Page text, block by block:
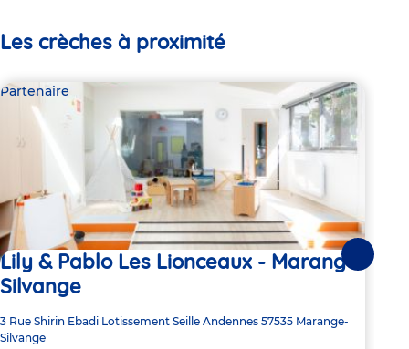
Les crèches à proximité
Partenaire
Lily & Pablo Les Lionceaux - Marange
Silvange
Adresse
de
3 Rue Shirin Ebadi Lotissement Seille Andennes 57535 Marange-
Silvange